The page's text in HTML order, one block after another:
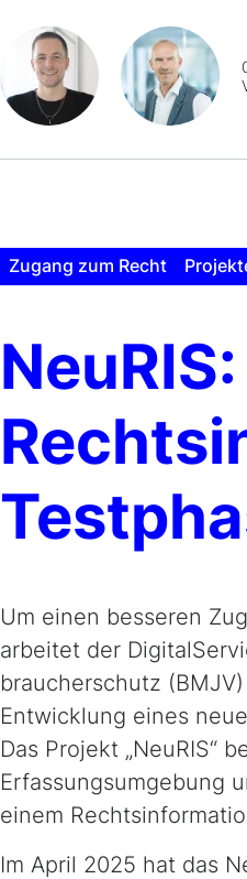
Zugang zum Recht
Um einen besseren
arbeitet der
brau­cher­schutz
Entwicklung eines
Das Projekt „NeuRIS“
Erfassungsumgebung
einem
Im April 2025 hat das